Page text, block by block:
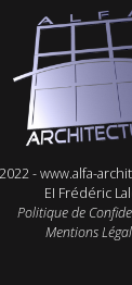
-www.alfa-
EI Frédéric
Politique de
Mentions